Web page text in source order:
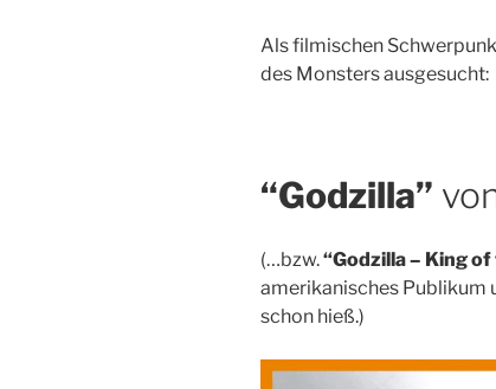
Als filmischen
des Monsters ausgesucht:
“Godzilla”
(…bzw.“Godzilla – King
amerikanisches Publikum
schon hieß.)